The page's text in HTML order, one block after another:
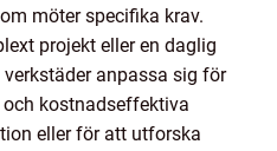
möter specifika krav.
projekt eller en daglig
anpassa sig för
kostnadseffektiva
eller för att utforska